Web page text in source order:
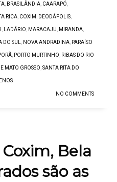
BRASILÂNDIA CAARAPÓ
RICA COXIM DEODÁPOLIS
LADÁRIO MARACAJU MIRANDA
SUL NOVA ANDRADINA PARAÍSO
PORTO MURTINHO RIBAS DO RIO
MATO GROSSO SANTA RITA DO
NO COMMENTS
Bela
são as